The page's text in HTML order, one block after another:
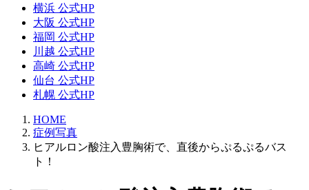
横浜 公式HP
大阪 公式HP
福岡 公式HP
川越 公式HP
高崎 公式HP
仙台 公式HP
札幌 公式HP
HOME
症例写真
ヒアルロン酸注入豊胸術で、直後からぷるぷるバス
ト！